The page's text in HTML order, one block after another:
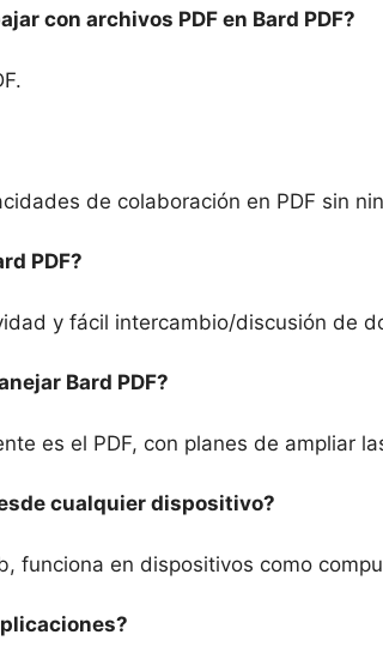
con archivos PDF en Bard PDF?
de colaboración en PDF sin
PDF?
y fácil intercambio/discusión de
Bard PDF?
es el PDF, con planes de ampliar
cualquier dispositivo?
funciona en dispositivos como